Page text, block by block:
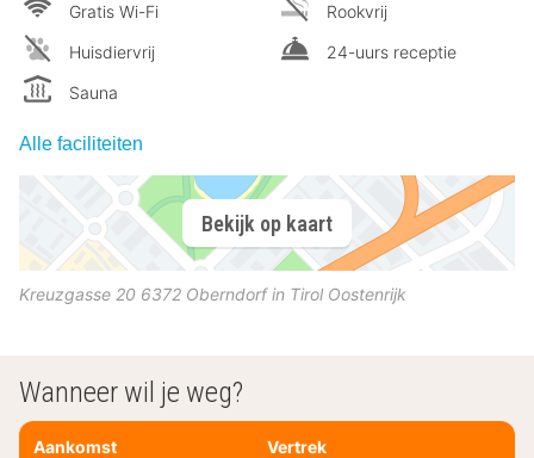
Gratis Wi-Fi
Huisdiervrij
Sauna
Rookvrij
24-uurs receptie
Alle faciliteiten
Bekijk op kaart
Kreuzgasse 20 6372 Oberndorf in Tirol Oostenrijk
Wanneer wil je weg?
Aankomst Vertrek